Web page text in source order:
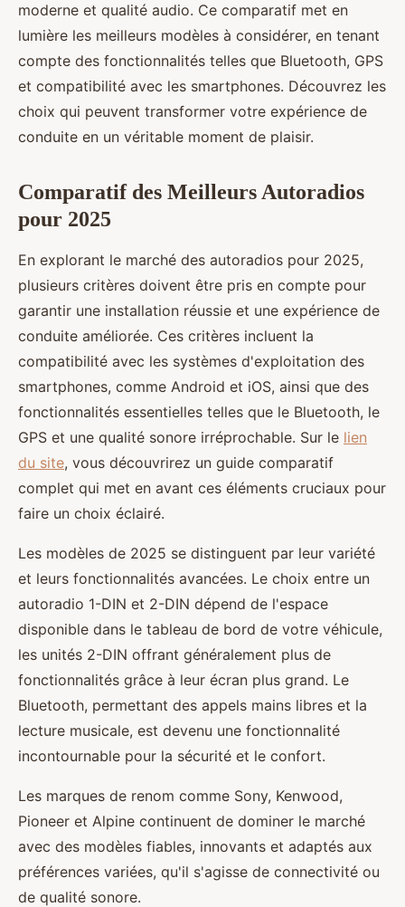
moderne et qualité audio. Ce comparatif met en
lumière les meilleurs modèles à considérer, en tenant
compte des fonctionnalités telles que Bluetooth, GPS
et compatibilité avec les smartphones. Découvrez les
choix qui peuvent transformer votre expérience de
conduite en un véritable moment de plaisir.
Comparatif des Meilleurs Autoradios
pour 2025
En explorant le marché des autoradios pour 2025,
plusieurs critères doivent être pris en compte pour
garantir une installation réussie et une expérience de
conduite améliorée. Ces critères incluent la
compatibilité avec les systèmes d'exploitation des
smartphones, comme Android et iOS, ainsi que des
fonctionnalités essentielles telles que le Bluetooth, le
GPS et une qualité sonore irréprochable. Sur le lien
du site, vous découvrirez un guide comparatif
complet qui met en avant ces éléments cruciaux pour
faire un choix éclairé.
Les modèles de 2025 se distinguent par leur variété
et leurs fonctionnalités avancées. Le choix entre un
autoradio 1-DIN et 2-DIN dépend de l'espace
disponible dans le tableau de bord de votre véhicule,
les unités 2-DIN offrant généralement plus de
fonctionnalités grâce à leur écran plus grand. Le
Bluetooth, permettant des appels mains libres et la
lecture musicale, est devenu une fonctionnalité
incontournable pour la sécurité et le confort.
Les marques de renom comme Sony, Kenwood,
Pioneer et Alpine continuent de dominer le marché
avec des modèles fiables, innovants et adaptés aux
préférences variées, qu'il s'agisse de connectivité ou
de qualité sonore.